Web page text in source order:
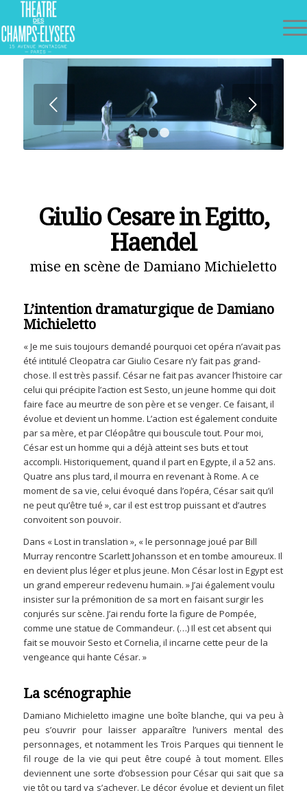
Suivant
1 2 3
Giulio Cesare in Egitto,
Haendel
mise en scène de Damiano Michieletto
L’intention dramaturgique de Damiano
Michieletto
« Je me suis toujours demandé pourquoi cet opéra n’avait pas
été intitulé Cleopatra car Giulio Cesare n’y fait pas grand-
chose. Il est très passif. César ne fait pas avancer l’histoire car
celui qui précipite l’action est Sesto, un jeune homme qui doit
faire face au meurtre de son père et se venger. Ce faisant, il
évolue et devient un homme. L’action est également conduite
par sa mère, et par Cléopâtre qui bouscule tout. Pour moi,
César est un homme qui a déjà atteint ses buts et tout
accompli. Historiquement, quand il part en Egypte, il a 52 ans.
Quatre ans plus tard, il mourra en revenant à Rome. A ce
moment de sa vie, celui évoqué dans l’opéra, César sait qu’il
ne peut qu’être tué », car il est est trop puissant et d’autres
convoitent son pouvoir.
Dans « Lost in translation », « le personnage joué par Bill
Murray rencontre Scarlett Johansson et en tombe amoureux. Il
en devient plus léger et plus jeune. Mon César lost in Egypt est
un grand empereur redevenu humain. » J’ai également voulu
insister sur la prémonition de sa mort en faisant surgir les
conjurés sur scène. J’ai rendu forte la figure de Pompée,
comme une statue de Commandeur. (…) Il est cet absent qui
fait se mouvoir Sesto et Cornelia, il incarne cette peur de la
vengeance qui hante César. »
La scénographie
Damiano Michieletto imagine une boîte blanche, qui va peu à
peu s’ouvrir pour laisser apparaître l’univers mental des
personnages, et notamment les Trois Parques qui tiennent le
fil rouge de la vie qui peut être coupé à tout moment. Elles
deviennent une sorte d’obsession pour César qui sait que sa
vie tôt ou tard va s’achever. Le décor évolue et devient un filet